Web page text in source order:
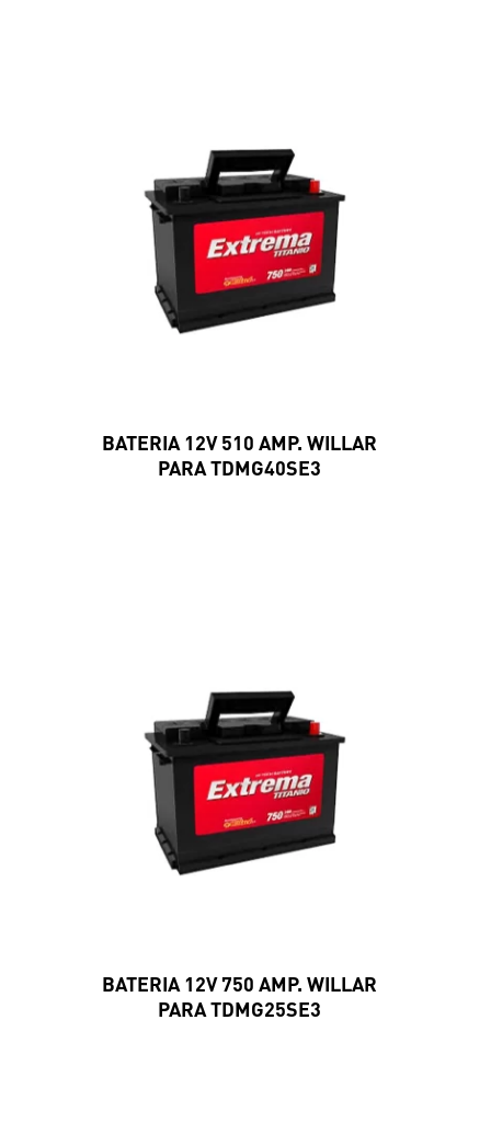
BATERIA 12V 510 AMP. WILLAR
PARA TDMG40SE3
BATERIA 12V 750 AMP. WILLAR
PARA TDMG25SE3